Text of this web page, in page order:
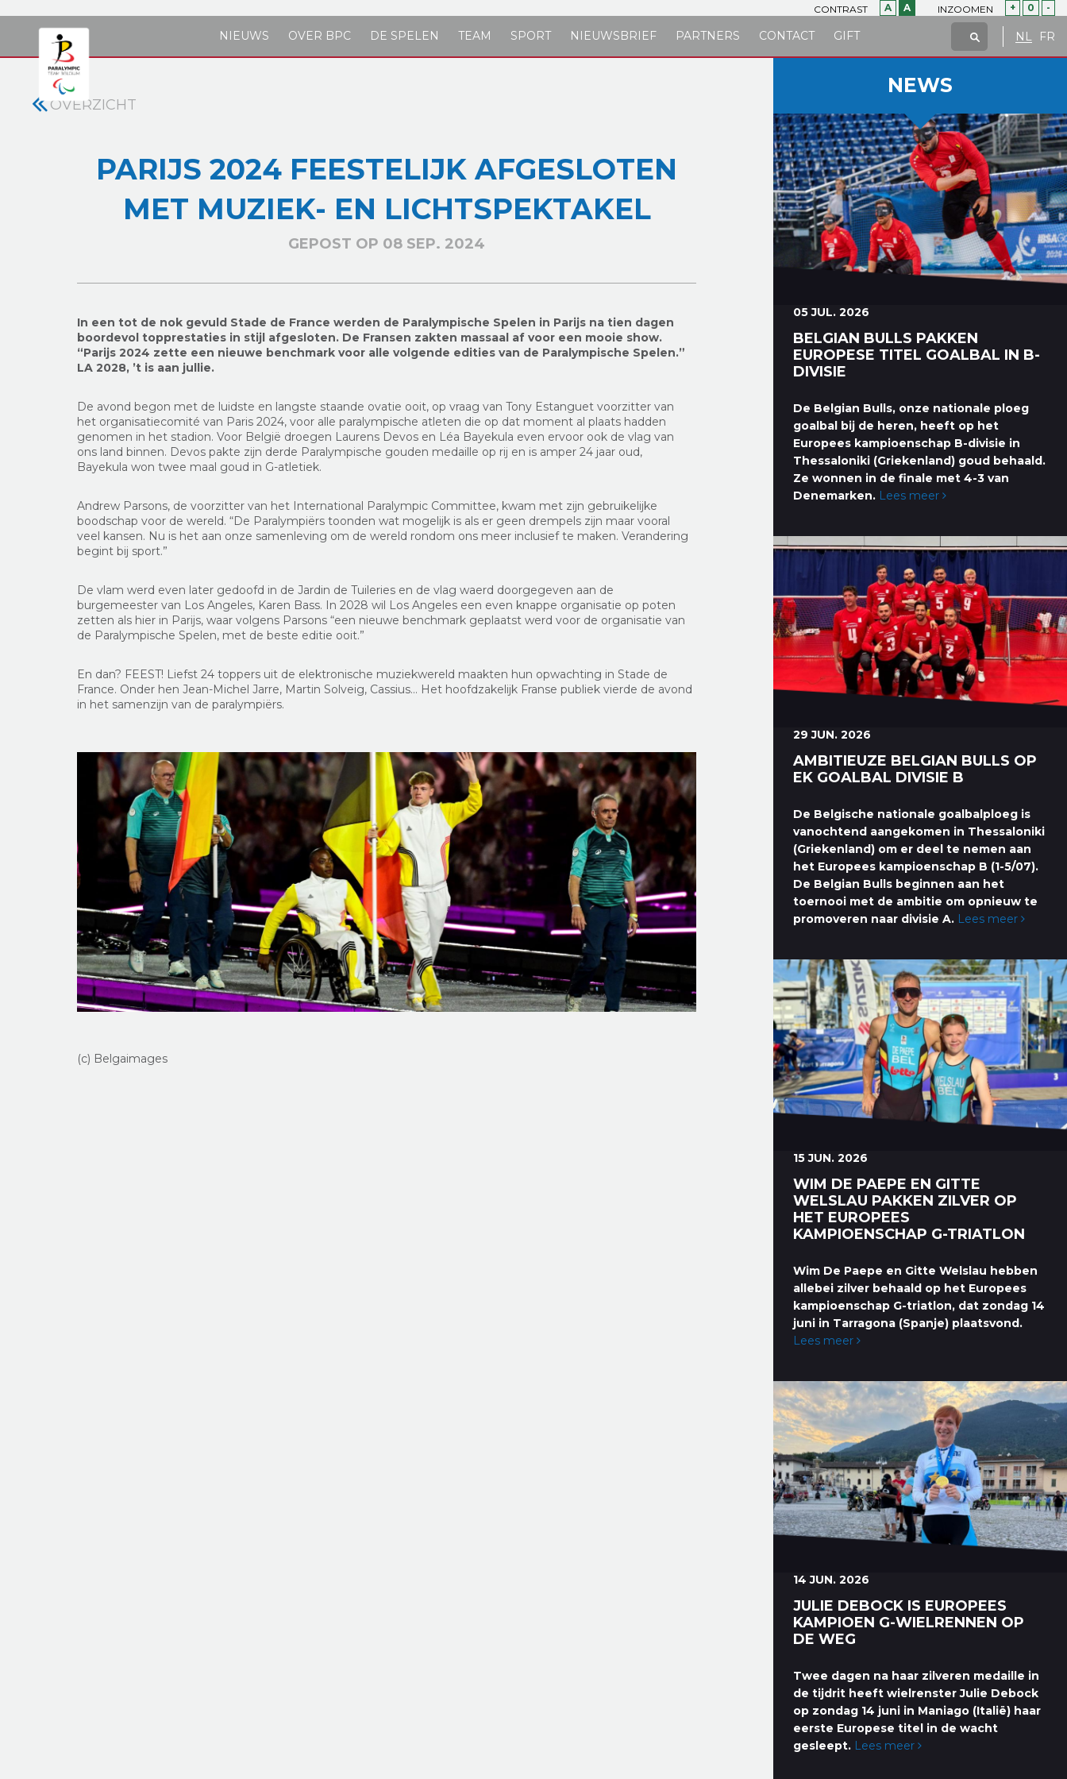
CONTRAST A A INZOOMEN + 0 -
NL FR
NIEUWS OVER BPC DE SPELEN TEAM SPORT NIEUWSBRIEF PARTNERS CONTACT GIFT
OVERZICHT
PARIJS 2024 FEESTELIJK AFGESLOTEN
MET MUZIEK- EN LICHTSPEKTAKEL
GEPOST OP 08 SEP. 2024
In een tot de nok gevuld Stade de France werden de Paralympische Spelen in Parijs na tien dagen
boordevol topprestaties in stijl afgesloten. De Fransen zakten massaal af voor een mooie show.
“Parijs 2024 zette een nieuwe benchmark voor alle volgende edities van de Paralympische Spelen.”
LA 2028, ’t is aan jullie.
De avond begon met de luidste en langste staande ovatie ooit, op vraag van Tony Estanguet voorzitter van
het organisatiecomité van Paris 2024, voor alle paralympische atleten die op dat moment al plaats hadden
genomen in het stadion. Voor België droegen Laurens Devos en Léa Bayekula even ervoor ook de vlag van
ons land binnen. Devos pakte zijn derde Paralympische gouden medaille op rij en is amper 24 jaar oud,
Bayekula won twee maal goud in G-atletiek.
Andrew Parsons, de voorzitter van het International Paralympic Committee, kwam met zijn gebruikelijke
boodschap voor de wereld. “De Paralympiërs toonden wat mogelijk is als er geen drempels zijn maar vooral
veel kansen. Nu is het aan onze samenleving om de wereld rondom ons meer inclusief te maken. Verandering
begint bij sport.”
De vlam werd even later gedoofd in de Jardin de Tuileries en de vlag waerd doorgegeven aan de
burgemeester van Los Angeles, Karen Bass. In 2028 wil Los Angeles een even knappe organisatie op poten
zetten als hier in Parijs, waar volgens Parsons “een nieuwe benchmark geplaatst werd voor de organisatie van
de Paralympische Spelen, met de beste editie ooit.”
En dan? FEEST! Liefst 24 toppers uit de elektronische muziekwereld maakten hun opwachting in Stade de
France. Onder hen Jean-Michel Jarre, Martin Solveig, Cassius… Het hoofdzakelijk Franse publiek vierde de avond
in het samenzijn van de paralympiërs.
(c) Belgaimages
NEWS
05 JUL. 2026
BELGIAN BULLS PAKKEN
EUROPESE TITEL GOALBAL IN B-
DIVISIE
De Belgian Bulls, onze nationale ploeg
goalbal bij de heren, heeft op het
Europees kampioenschap B-divisie in
Thessaloniki (Griekenland) goud behaald.
Ze wonnen in de finale met 4-3 van
Denemarken. Lees meer
29 JUN. 2026
AMBITIEUZE BELGIAN BULLS OP
EK GOALBAL DIVISIE B
De Belgische nationale goalbalploeg is
vanochtend aangekomen in Thessaloniki
(Griekenland) om er deel te nemen aan
het Europees kampioenschap B (1-5/07).
De Belgian Bulls beginnen aan het
toernooi met de ambitie om opnieuw te
promoveren naar divisie A. Lees meer
15 JUN. 2026
WIM DE PAEPE EN GITTE
WELSLAU PAKKEN ZILVER OP
HET EUROPEES
KAMPIOENSCHAP G-TRIATLON
Wim De Paepe en Gitte Welslau hebben
allebei zilver behaald op het Europees
kampioenschap G-triatlon, dat zondag 14
juni in Tarragona (Spanje) plaatsvond.
Lees meer
14 JUN. 2026
JULIE DEBOCK IS EUROPEES
KAMPIOEN G-WIELRENNEN OP
DE WEG
Twee dagen na haar zilveren medaille in
de tijdrit heeft wielrenster Julie Debock
op zondag 14 juni in Maniago (Italië) haar
eerste Europese titel in de wacht
gesleept. Lees meer